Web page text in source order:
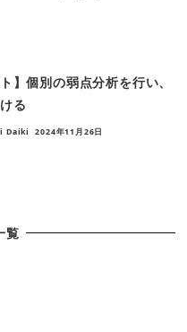
】個別の弱点分析を行い、
る
Daiki 2024年11月26日
覧